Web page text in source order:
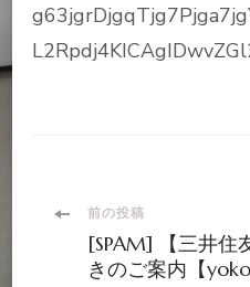
投
前の投稿
[SPAM] 【三井住
きのご案内【